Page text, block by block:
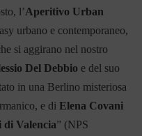
l’Aperitivo Urban
urbano e contemporaneo,
si aggirano nel nostro
Del Debbio e del suo
in una Berlino misteriosa
e di Elena Covani
di Valencia” (NPS